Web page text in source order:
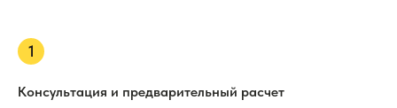
Консультация и предварительный расчет